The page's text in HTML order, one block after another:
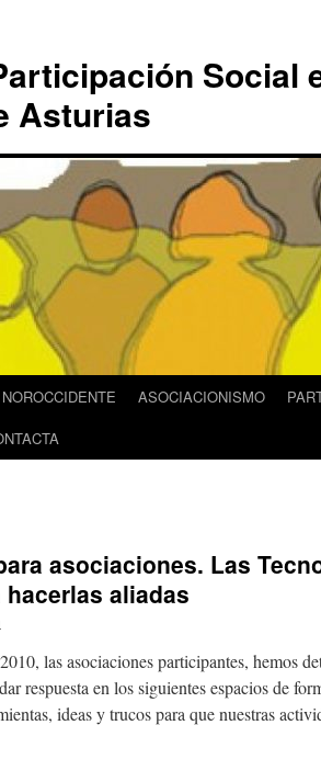
Social
Asturias
ASOCIACIONISMO
asociaciones. Las
aliadas
las asociaciones participantes, hemos
respuesta en los siguientes espacios de
ideas y trucos para que nuestras